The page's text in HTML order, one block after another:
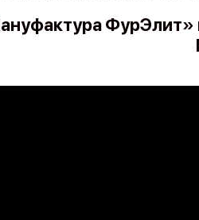
ФурЭлит»